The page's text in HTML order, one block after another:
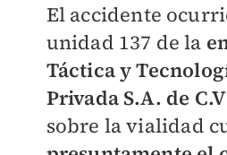
El accidente
unidad 137 de la
Táctica y
Privada S.A. de C.V
sobre la vialidad